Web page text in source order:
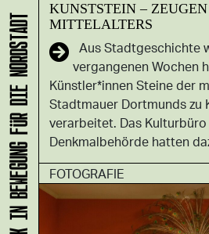
KUNSTSTEIN – ZEUGEN
MITTELALTERS
Aus Stadtgeschichte
vergangenen Wochen
Künstler*innen Steine der
Stadtmauer Dortmunds zu
verarbeitet. Das
Denkmalbehörde hatten
FOTOGRAFIE